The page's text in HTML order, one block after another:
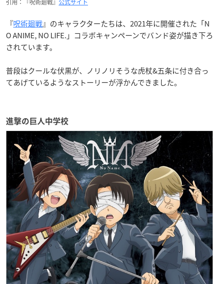
引用：『呪術廻戦』 公式サイト
『呪術廻戦』のキャラクターたちは、2021年に開催された「N
O ANIME, NO LIFE.」コラボキャンペーンでバンド姿が描き下ろ
されています。
普段はクールな伏黒が、ノリノリそうな虎杖&五条に付き合っ
てあげているようなストーリーが浮かんできました。
進撃の巨人中学校